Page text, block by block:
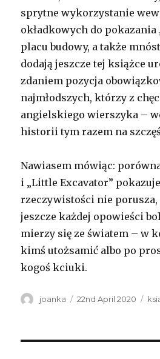
sprytne wykorzystanie
okładkowych do pokazania
placu budowy, a także
dodają jeszcze tej książce
zdaniem pozycja
najmłodszych, którzy z
angielskiego wierszyka –
historii tym razem na
Nawiasem mówiąc:
i „Little Excavator”
rzeczywistości nie
jeszcze każdej opowieści
mierzy się ze światem – w
kimś utożsamić albo po
kogoś kciuki.
Author
joanka
Posted
22nd April 2020